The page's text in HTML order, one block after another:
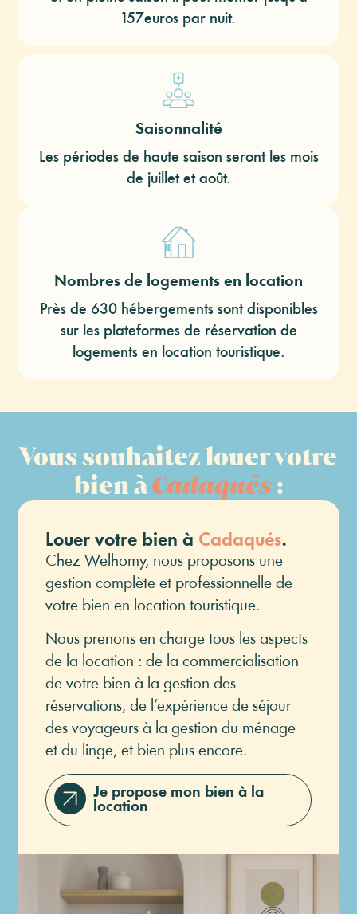
157euros par nuit.
Saisonnalité
Les périodes de haute saison seront les mois
de juillet et août.
Nombres de logements en location
Près de 630 hébergements sont disponibles
sur les plateformes de réservation de
logements en location touristique.
Vous souhaitez louer votre
bien àCadaqués:
Louer votre bien à Cadaqués.
Chez Welhomy, nous proposons une
gestion complète et professionnelle de
votre bien en location touristique.
Nous prenons en charge tous les aspects
de la location : de la commercialisation
de votre bien à la gestion des
réservations, de l’expérience de séjour
des voyageurs à la gestion du ménage
et du linge, et bien plus encore.
Je propose mon bien à la
location